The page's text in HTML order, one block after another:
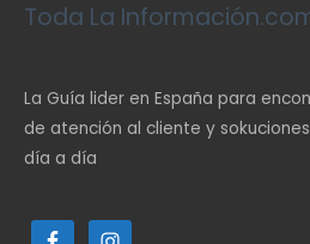
Toda La
La Guía lider en España para
de atención al cliente y
día a día